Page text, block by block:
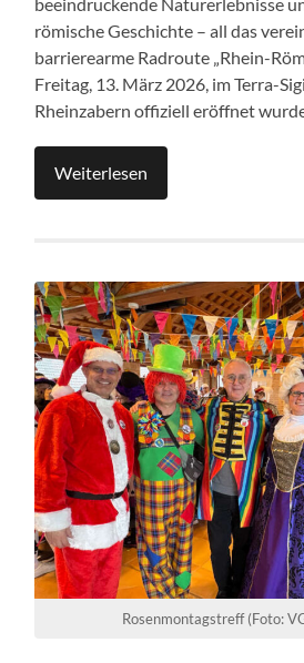
römische Geschichte – all das
barrierearme Radroute „Rhein-
Freitag, 13. März 2026, im Terra-
Rheinzabern offiziell eröffnet
Weiterlesen
Rosenmontagstreff (Foto: